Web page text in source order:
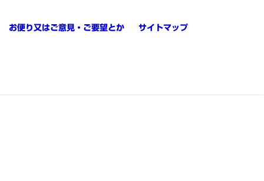
お便り又はご意見・ご要望とか サイトマップ